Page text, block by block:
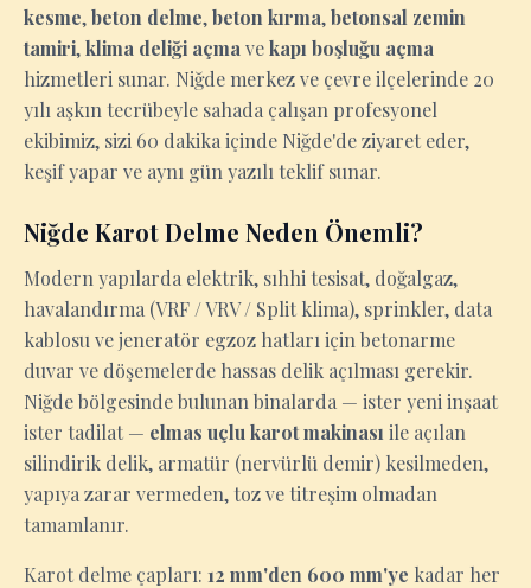
kesme,beton delme,beton kırma,betonsal zemin
tamiri,klima deliği açma vekapı boşluğu açma
hizmetleri sunar. Niğde merkez ve çevre ilçelerinde 20
yılı aşkın tecrübeyle sahada çalışan profesyonel
ekibimiz, sizi 60 dakika içinde Niğde'de ziyaret eder,
keşif yapar ve aynı gün yazılı teklif sunar.
Niğde Karot Delme Neden Önemli?
Modern yapılarda elektrik, sıhhi tesisat, doğalgaz,
havalandırma (VRF / VRV / Split klima), sprinkler, data
kablosu ve jeneratör egzoz hatları için betonarme
duvar ve döşemelerde hassas delik açılması gerekir.
Niğde bölgesinde bulunan binalarda — ister yeni inşaat
ister tadilat — elmas uçlu karot makinası ile açılan
silindirik delik, armatür (nervürlü demir) kesilmeden,
yapıya zarar vermeden, toz ve titreşim olmadan
tamamlanır.
Karot delme çapları: 12 mm'den 600 mm'ye kadar her